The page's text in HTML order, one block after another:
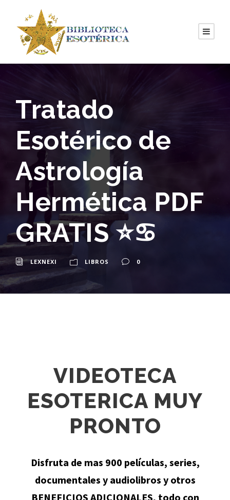
Tratado
Esotérico de
Astrología
Hermética PDF
GRATIS ⭐♋
LEXNEXI LIBROS 0
VIDEOTECA
ESOTERICA MUY
PRONTO
Disfruta de mas 900 películas, series,
documentales y audiolibros y otros
BENEFICIOS ADICIONALES, todo con